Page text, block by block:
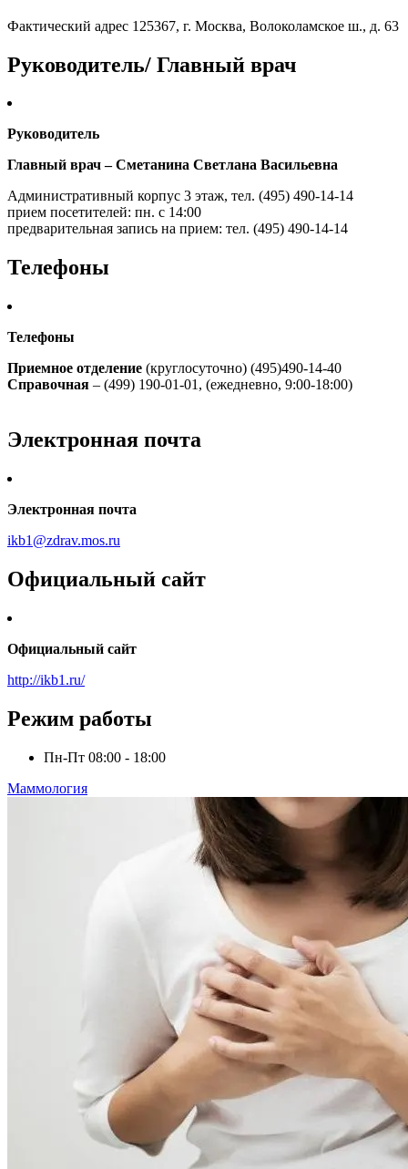
Фактический адрес 125367, г. Москва, Волоколамское ш., д. 63
Руководитель/ Главный врач
Руководитель
Главный врач – Сметанина Светлана Васильевна
Административный корпус 3 этаж, тел. (495) 490-14-14
прием посетителей: пн. с 14:00
предварительная запись на прием: тел. (495) 490-14-14
Телефоны
Телефоны
Приемное отделение (круглосуточно) (495)490-14-40
Справочная – (499) 190-01-01, (ежедневно, 9:00-18:00)
Электронная почта
Электронная почта
ikb1@zdrav.mos.ru
Официальный сайт
Официальный сайт
http://ikb1.ru/
Режим работы
Пн-Пт 08:00 - 18:00
Маммология